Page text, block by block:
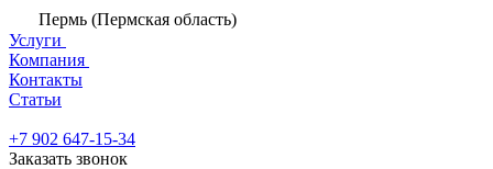
Пермь (Пермская область)
Услуги
Компания
Контакты
Статьи
+7 902 647-15-34
Заказать звонок